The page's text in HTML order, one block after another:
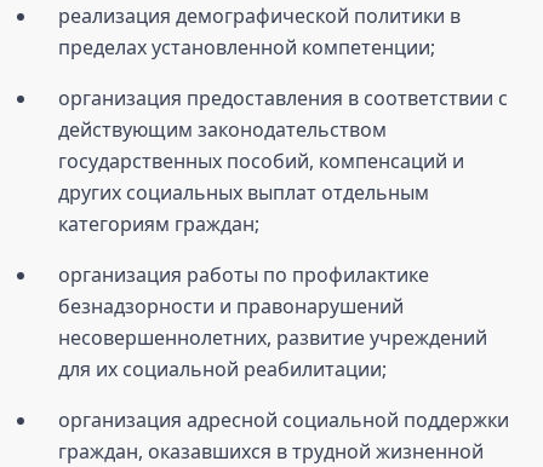
реализация демографической политики в
пределах установленной компетенции;
организация предоставления в соответствии с
действующим законодательством
государственных пособий, компенсаций и
других социальных выплат отдельным
категориям граждан;
организация работы по профилактике
безнадзорности и правонарушений
несовершеннолетних, развитие учреждений
для их социальной реабилитации;
организация адресной социальной поддержки
граждан, оказавшихся в трудной жизненной